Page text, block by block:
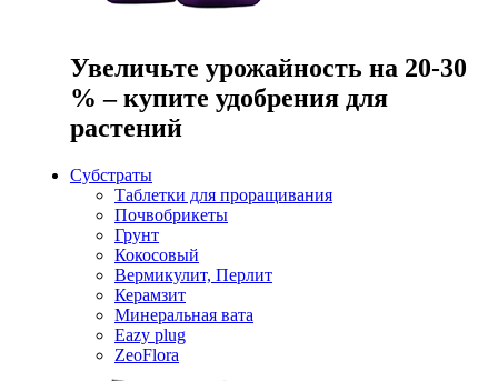
Увеличьте урожайность на 20-30
% – купите удобрения для
растений
Субстраты
Таблетки для проращивания
Почвобрикеты
Грунт
Кокосовый
Вермикулит, Перлит
Керамзит
Минеральная вата
Eazy plug
ZeoFlora